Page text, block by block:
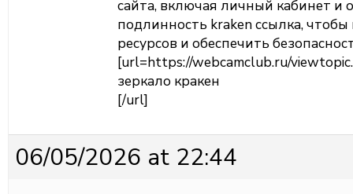
сайта, включая личный кабинет и
подлинность kraken ссылка,
ресурсов и обеспечить
[url=https://webcamclub.ru/
зеркало кракен
[/url]
06/05/2026 at 22:44